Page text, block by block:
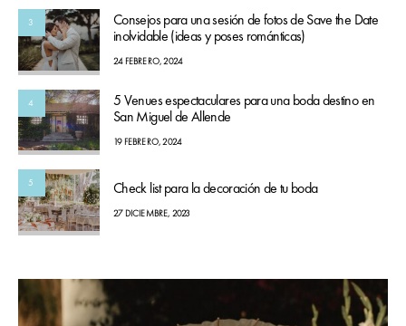
3
Consejos para una sesión de fotos de Save the Date
inolvidable (ideas y poses románticas)
24 FEBRERO, 2024
4
5 Venues espectaculares para una boda destino en
San Miguel de Allende
19 FEBRERO, 2024
5 Check list para la decoración de tu boda
27 DICIEMBRE, 2023